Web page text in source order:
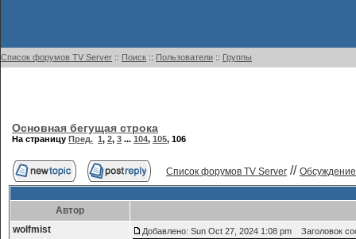
Список форумов TV Server :: Поиск :: Пользователи :: Группы
Основная бегущая строка
На страницу Пред. 1, 2, 3 ... 104, 105, 106
Список форумов TV Server //
Автор
wolfmist
Добавлено: Sun Oct 27, 2024 1:08 pm Заголовок